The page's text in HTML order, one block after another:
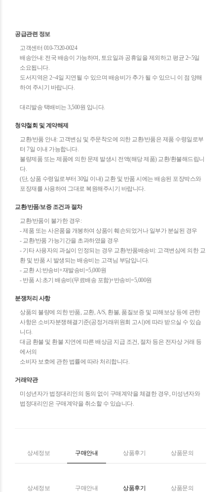
공급관련 정보
고객센터 010-7320-0024
배송안내: 전국 배송이 가능하며, 토요일과 공휴일을 제외하고 평균 2~5일
소요됩니다.
도서지역은 2~4일 지연될 수 있으며 배송비가 추가 될 수 있으니 이 점 양해
하여 주시기 바랍니다.
대리발송 택배비는 3,500원 입니다.
청약철회 및 계약해제
교환/반품 안내: 고객변심 및 주문착오에 의한 교환/반품은 제품 수령일로부
터 7일 이내 가능합니다.
불량제품 또는 제품에 의한 문제 발생시 전액(해당 제품) 교환/환불해드립니
다.
(단, 상품 수령일로부터 30일 이내) 교환 및 반품 시에는 배송된 포장박스와
포장재를 사용하여 그대로 복원해주시기 바랍니다.
교환/반품/보증 조건과 절차
교환/반품이 불가한 경우:
- 제품 또는 사은품을 개봉하여 상품이 훼손되었거나 일부가 분실된 경우
- 교환/반품 가능기간을 초과하였을 경우
- 기타 사용자의 과실이 인정되는 경우 교환/반품배송비: 고객변심에 의한 교
환 및 반품 시 발생되는 배송비는 고객님 부담입니다.
- 교환 시:반송비+재발송비=5,000원
- 반품 시:초기 배송비(무료배송 포함)+반송비=5,000원
분쟁처리 사항
상품의 불량에 의한 반품, 교환, A/S, 환불, 품질보증 및 피해보상 등에 관한
사항은 소비자분쟁해결기준(공정거래위원회 고시)에 따라 받으실 수 있습
니다.
대금 환불 및 환불 지연에 따른 배상금 지급 조건, 절차 등은 전자상 거래 등
에서의
소비자 보호에 관한 법률에 따라 처리합니다.
거래약관
미성년자가 법정대리인의 동의 없이 구매계약을 체결한 경우, 미성년자와
법정대리인은 구매계약을 취소할 수 있습니다.
상세정보 구매안내 상품후기 상품문의
상세정보 구매안내 상품후기 상품문의